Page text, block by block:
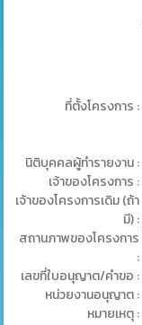
ที่ตั้งโครงการ :
นิติบุคคลผู้ทำรายงาน :
เจ้าของโครงการ :
เจ้าของโครงการเดิม (ถ้า
มี) :
สถานภาพของโครงการ
:
เลขที่ใบอนุญาต/คำขอ :
หน่วยงานอนุญาต :
หมายเหตุ :